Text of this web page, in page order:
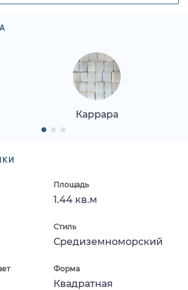
Каррара
Площадь
1.44 кв.м
Стиль
Средиземноморский
Форма
Квадратная